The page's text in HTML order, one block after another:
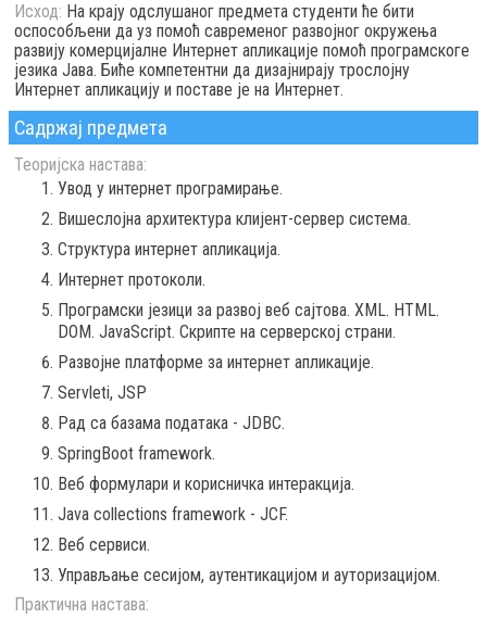
Исход: На крају одслушаног предмета студенти ће бити
оспособљени да уз помоћ савременог развојног окружења
развију комерцијалне Интернет апликације помоћ програмскоге
језика Јава. Биће компетентни да дизајнирају трослојну
Интернет апликацију и поставе је на Интернет.
Садржај предмета
Теоријска настава:
Увод у интернет програмирање.
Вишеслојна архитектура клијент-сервер система.
Структура интернет апликација.
Интернет протоколи.
Програмски језици за развој веб сајтова. XML. HTML.
DOM. JavaScript. Скрипте на серверској страни.
Развојне платформе за интернет апликације.
Servleti, JSP
Рад са базама података - JDBC.
SpringBoot framework.
Веб формулари и корисничка интеракција.
Java collections framework - JCF.
Веб сервиси.
Управљање сесијом, аутентикацијом и ауторизацијом.
Практична настава: